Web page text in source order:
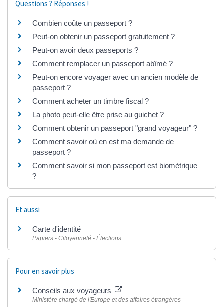
Questions ? Réponses !
Combien coûte un passeport ?
Peut-on obtenir un passeport gratuitement ?
Peut-on avoir deux passeports ?
Comment remplacer un passeport abîmé ?
Peut-on encore voyager avec un ancien modèle de
passeport ?
Comment acheter un timbre fiscal ?
La photo peut-elle être prise au guichet ?
Comment obtenir un passeport "grand voyageur" ?
Comment savoir où en est ma demande de
passeport ?
Comment savoir si mon passeport est biométrique
?
Et aussi
Carte d'identité
Papiers - Citoyenneté - Élections
Pour en savoir plus
Conseils aux voyageurs
Ministère chargé de l'Europe et des affaires étrangères